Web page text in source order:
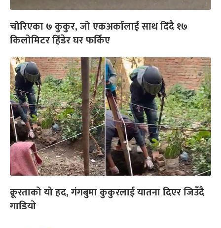
चोरिएका ७ कुकुर, जो एकअर्कालाई साथ दिँदै १७
किलोमिटर हिँडेर घर फर्किए
क्रूरताको यो हद, गंगबुमा कुकुरलाई यातना दिएर जिउँदै
गाडियो